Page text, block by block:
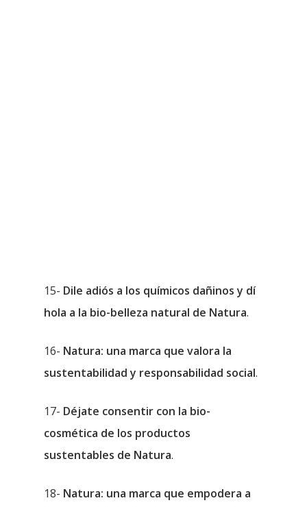
15- Dile adiós a los químicos dañinos y dí
hola a la bio-belleza natural de Natura.
16- Natura: una marca que valora la
sustentabilidad y responsabilidad social.
17- Déjate consentir con la bio-
cosmética de los productos
sustentables de Natura.
18- Natura: una marca que empodera a